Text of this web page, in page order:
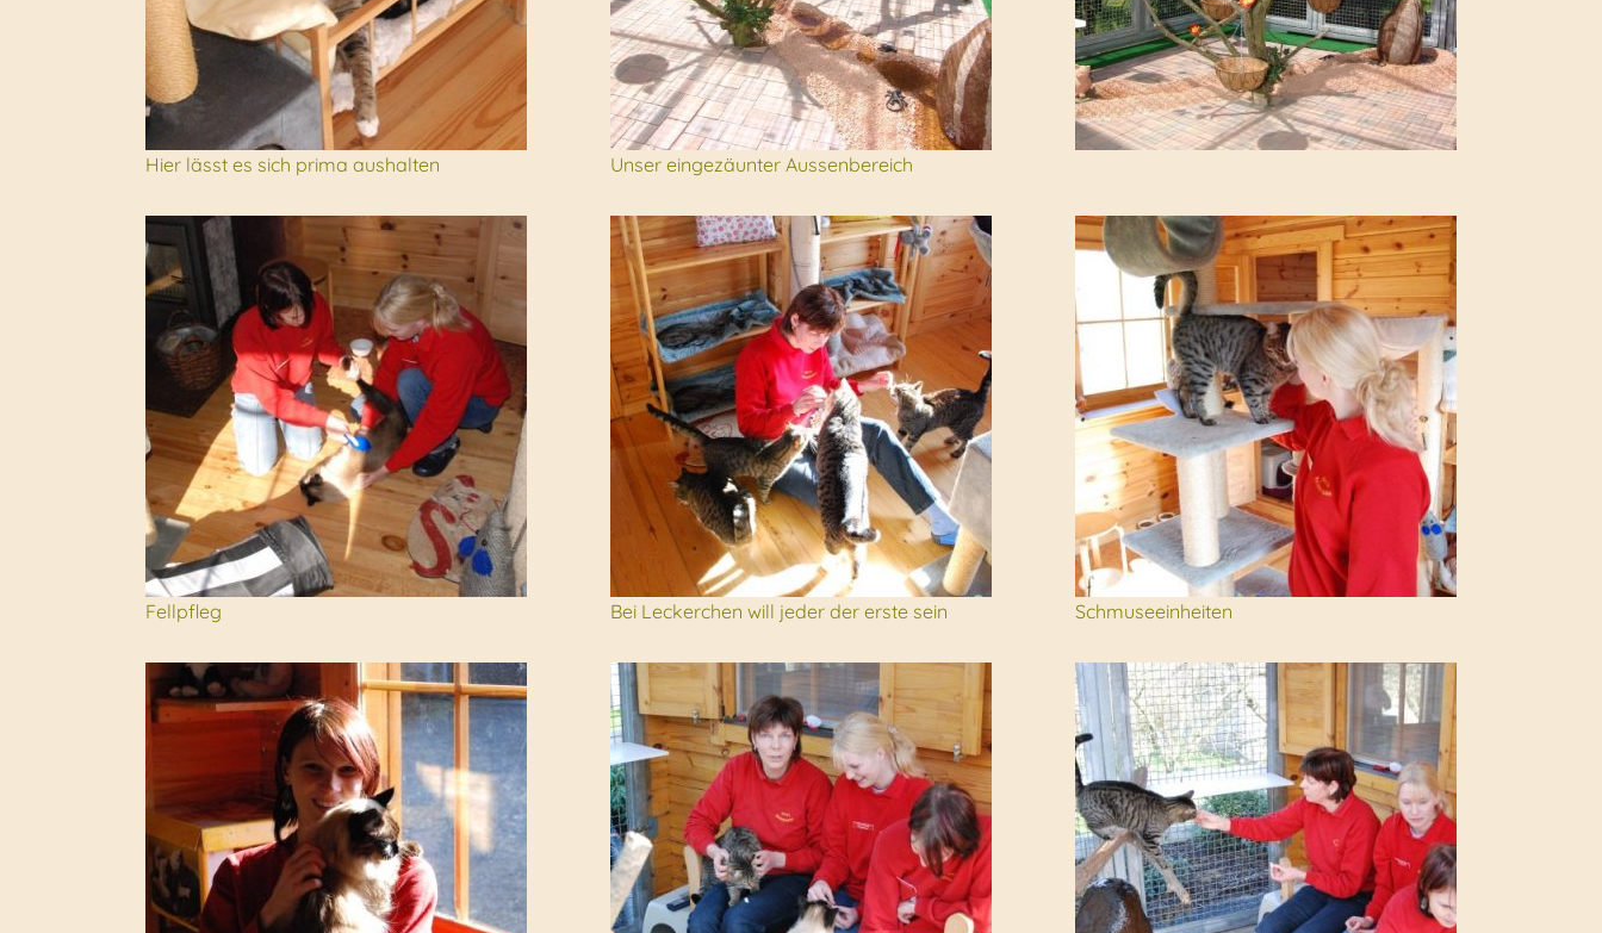
Hier lässt es sich prima aushalten Unser eingezäunter Aussenbereich
Fellpfleg Bei Leckerchen will jeder der erste sein Schmuseeinheiten